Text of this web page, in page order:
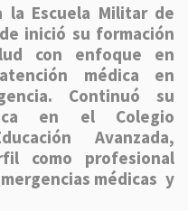
la Escuela Militar de
inició su formación
con enfoque en
médica en
Continuó su
en el Colegio
Avanzada,
como profesional
médicas y